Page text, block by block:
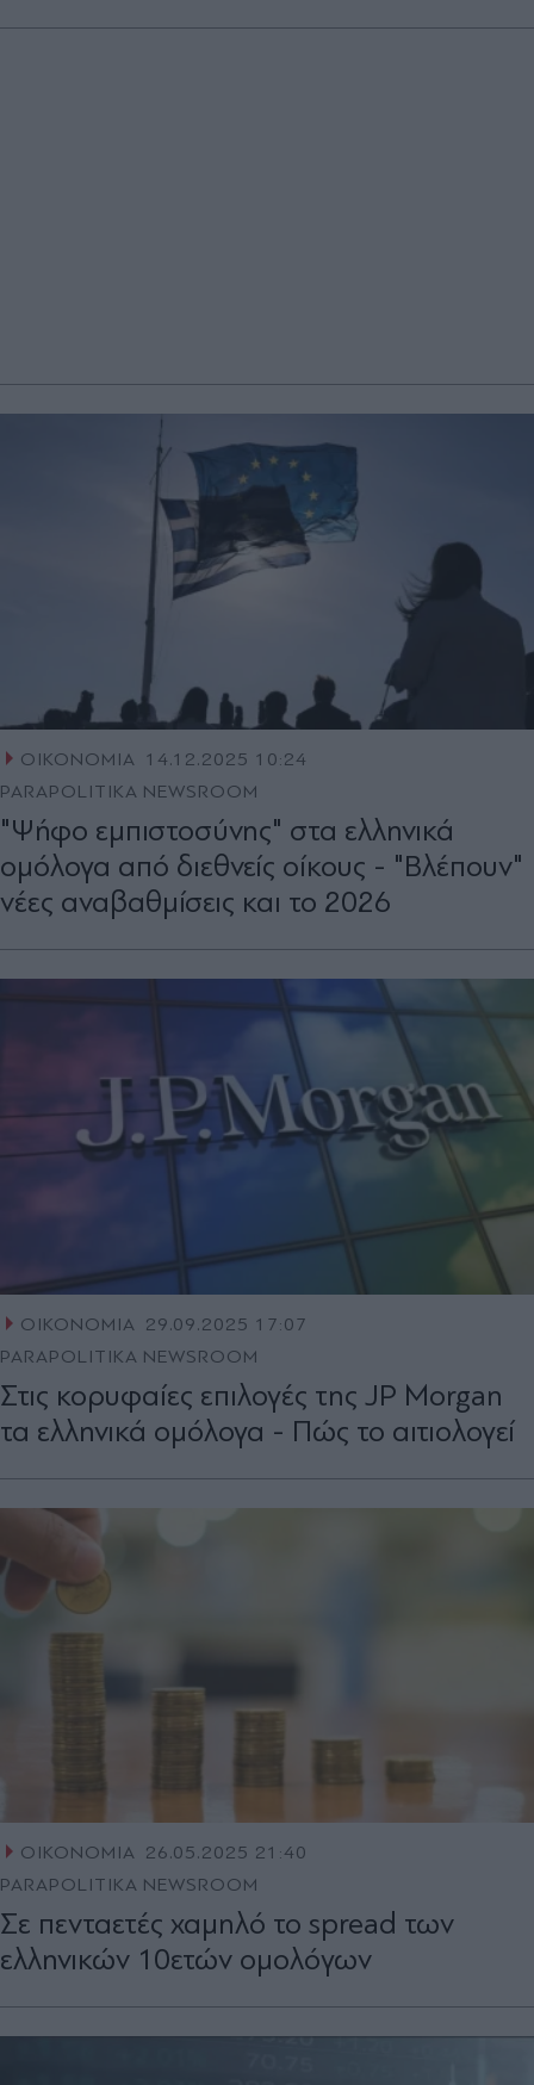
ΟΙΚΟΝΟΜΙΑ 14.12.2025 10:24
PARAPOLITIKA NEWSROOM
"Ψήφο εμπιστοσύνης" στα ελληνικά
ομόλογα από διεθνείς οίκους - "Βλέπουν"
νέες αναβαθμίσεις και το 2026
ΟΙΚΟΝΟΜΙΑ
29.09.2025 17:07
PARAPOLITIKA NEWSROOM
Στις κορυφαίες επιλογές της JP Morgan
τα ελληνικά ομόλογα - Πώς το αιτιολογεί
ΟΙΚΟΝΟΜΙΑ 26.05.2025 21:40
PARAPOLITIKA NEWSROOM
Σε πενταετές χαμηλό το spread των
ελληνικών 10ετών ομολόγων